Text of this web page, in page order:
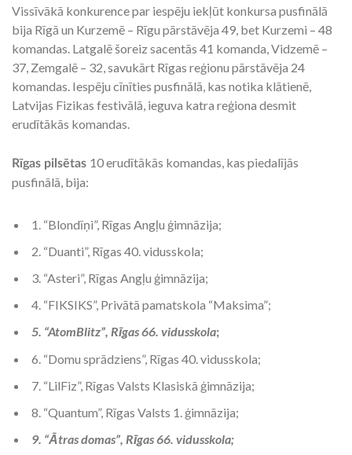
Vissīvākā konkurence par iespēju iekļūt konkursa pusfinālā
bija Rīgā un Kurzemē – Rīgu pārstāvēja 49, bet Kurzemi – 48
komandas. Latgalē šoreiz sacentās 41 komanda, Vidzemē –
37, Zemgalē – 32, savukārt Rīgas reģionu pārstāvēja 24
komandas. Iespēju cīnīties pusfinālā, kas notika klātienē,
Latvijas Fizikas festivālā, ieguva katra reģiona desmit
erudītākās komandas.
Rīgas pilsētas 10 erudītākās komandas, kas piedalījās
pusfinālā, bija:
1. “Blondīņi”, Rīgas Angļu ģimnāzija;
2. “Duanti”, Rīgas 40. vidusskola;
3. “Asteri”, Rīgas Angļu ģimnāzija;
4. “FIKSIKS”, Privātā pamatskola “Maksima”;
5. “AtomBlitz”, Rīgas 66. vidusskola;
6. “Domu sprādziens”, Rīgas 40. vidusskola;
7. “LilFiz”, Rīgas Valsts Klasiskā ģimnāzija;
8. “Quantum”, Rīgas Valsts 1. ģimnāzija;
9. “Ātras domas”, Rīgas 66. vidusskola;